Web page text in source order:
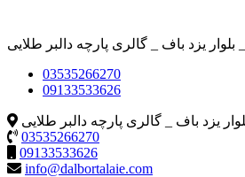
بلوار یزد باف _ گالری پارچه دالبر طلایی
03535266270
09133533626
یزد باف _ گالری پارچه دالبر طلایی
03535266270
09133533626
info@dalbortalaie.com